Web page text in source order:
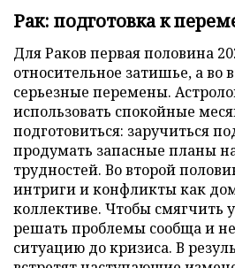
Рак: подготовка к
Для Раков первая половина
относительное затишье, а во
серьезные перемены.
использовать спокойные
подготовиться: заручиться
продумать запасные планы
трудностей. Во второй
интриги и конфликты как
коллективе. Чтобы смягчить
решать проблемы сообща и
ситуацию до кризиса. В